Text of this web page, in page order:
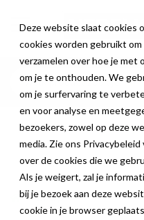
Deze website slaat cookies
cookies worden gebruikt
verzamelen over hoe je met
om je te onthouden. We
om je surfervaring te
en voor analyse en
bezoekers, zowel op deze
media. Zie ons
over de cookies die we
Als je weigert, zal je
bij je bezoek aan deze
cookie in je browser
Huidige
Shop